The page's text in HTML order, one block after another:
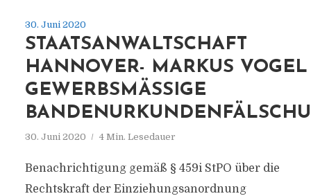
30. Juni 2020
STAATSANWALTSCHAFT
HANNOVER- MARKUS VOGEL
GEWERBSMÄSSIGE B
30. Juni 2020 4 Min. Lesedauer
Benachrichtigung gemäß § 459i StPO über die
Rechtskraft der Einziehungsanordnung